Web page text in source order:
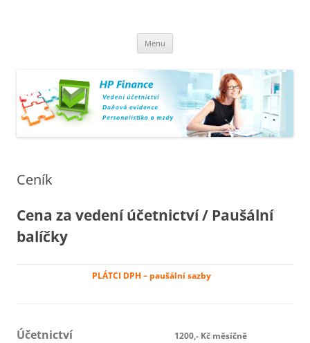
a okolí
Menu
Ceník
Cena za vedení účetnictví / Paušální
balíčky
PLÁTCI DPH – paušální sazby
Účetnictví
1200,- Kč měsíčně